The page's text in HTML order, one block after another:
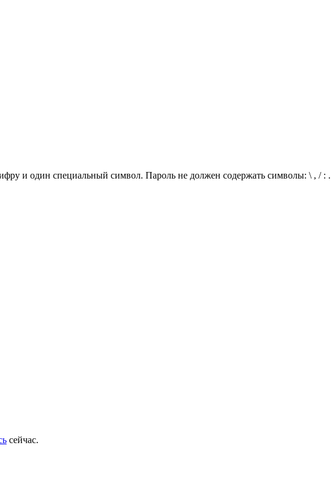
и один специальный символ. Пароль не должен содержать символы: \ , / : .
сейчас.